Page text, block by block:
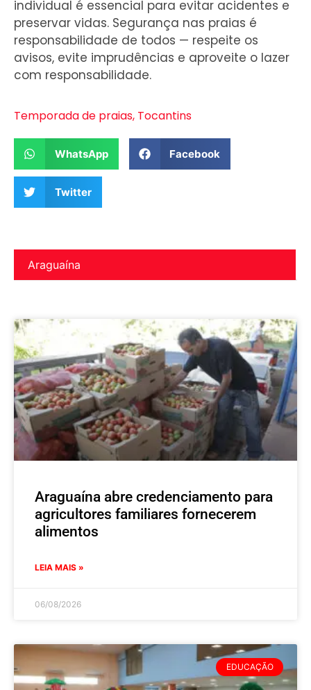
individual é essencial para evitar acidentes e
preservar vidas. Segurança nas praias é
responsabilidade de todos — respeite os
avisos, evite imprudências e aproveite o lazer
com responsabilidade.
Temporada de praias, Tocantins
WhatsApp Facebook
Twitter
Araguaína
Araguaína abre credenciamento para
agricultores familiares fornecerem
alimentos
LEIA MAIS »
06/08/2026
EDUCAÇÃO